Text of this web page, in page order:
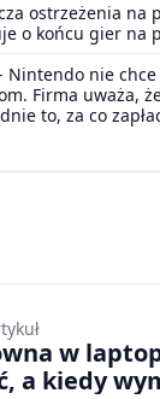
ostrzeżenia na
o końcu gier na
Nintendo nie chce
Firma uważa,
to, za co
w
a kiedy